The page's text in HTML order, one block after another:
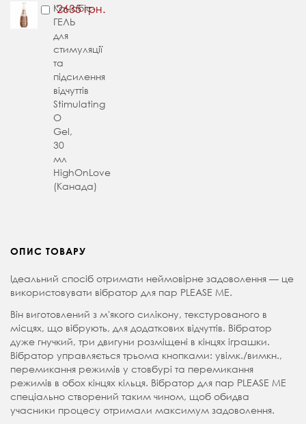
Канабіс-
ГЕЛЬ
для
стимуляції
та
підсилення
відчуттів
Stimulating
O
Gel,
30
мл
HighOnLove
(Канада)
2635 грн.
ОПИС ТОВАРУ
Ідеальний спосіб отримати неймовірне задоволення — це
використовувати вібратор для пар PLEASE ME.
Він виготовлений з м'якого силікону, текстурованого в
місцях, що вібрують, для додаткових відчуттів. Вібратор
дуже гнучкий, три двигуни розміщені в кінцях іграшки.
Вібратор управляється трьома кнопками: увімк./вимкн.,
перемикання режимів у стовбурі та перемикання
режимів в обох кінцях кільця. Вібратор для пар PLEASE ME
спеціально створений таким чином, щоб обидва
учасники процесу отримали максимум задоволення.